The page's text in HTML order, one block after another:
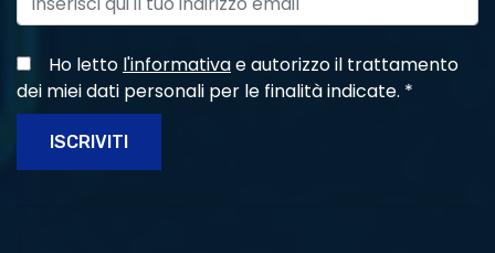
Ho letto l'informativae autorizzo il trattamento
dei miei dati personali per le finalità indicate. *
ISCRIVITI